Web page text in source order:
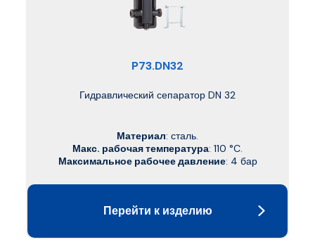
P73.DN32
Гидравлический сепаратор DN 32
Материал: сталь.
Макс. рабочая температура: 110 °C.
Максимальное рабочее давление: 4 бар
Перейти к изделию